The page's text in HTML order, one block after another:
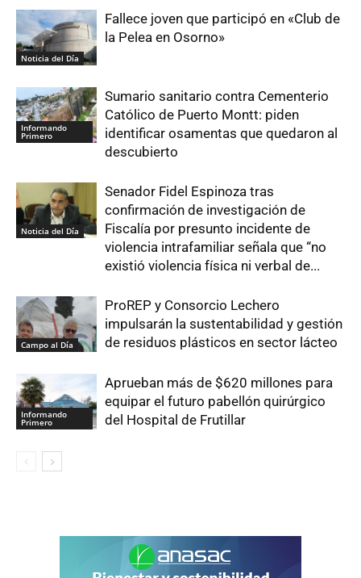
Noticia del Día
Fallece joven que participó en «Club de
la Pelea en Osorno»
Informando
Primero
Sumario sanitario contra Cementerio
Católico de Puerto Montt: piden
identificar osamentas que quedaron al
descubierto
Noticia del Día
Senador Fidel Espinoza tras
confirmación de investigación de
Fiscalía por presunto incidente de
violencia intrafamiliar señala que “no
existió violencia física ni verbal de...
Campo al Día
ProREP y Consorcio Lechero
impulsarán la sustentabilidad y gestión
de residuos plásticos en sector lácteo
Informando
Primero
Aprueban más de $620 millones para
equipar el futuro pabellón quirúrgico
del Hospital de Frutillar